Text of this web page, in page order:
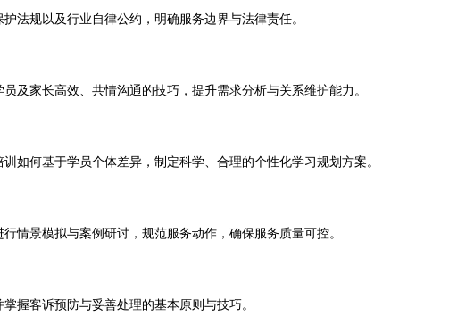
法规以及行业自律公约，明确服务边界与法律责任。
及家长高效、共情沟通的技巧，提升需求分析与关系维护能力。
如何基于学员个体差异，制定科学、合理的个性化学习规划方案。
情景模拟与案例研讨，规范服务动作，确保服务质量可控。
握客诉预防与妥善处理的基本原则与技巧。